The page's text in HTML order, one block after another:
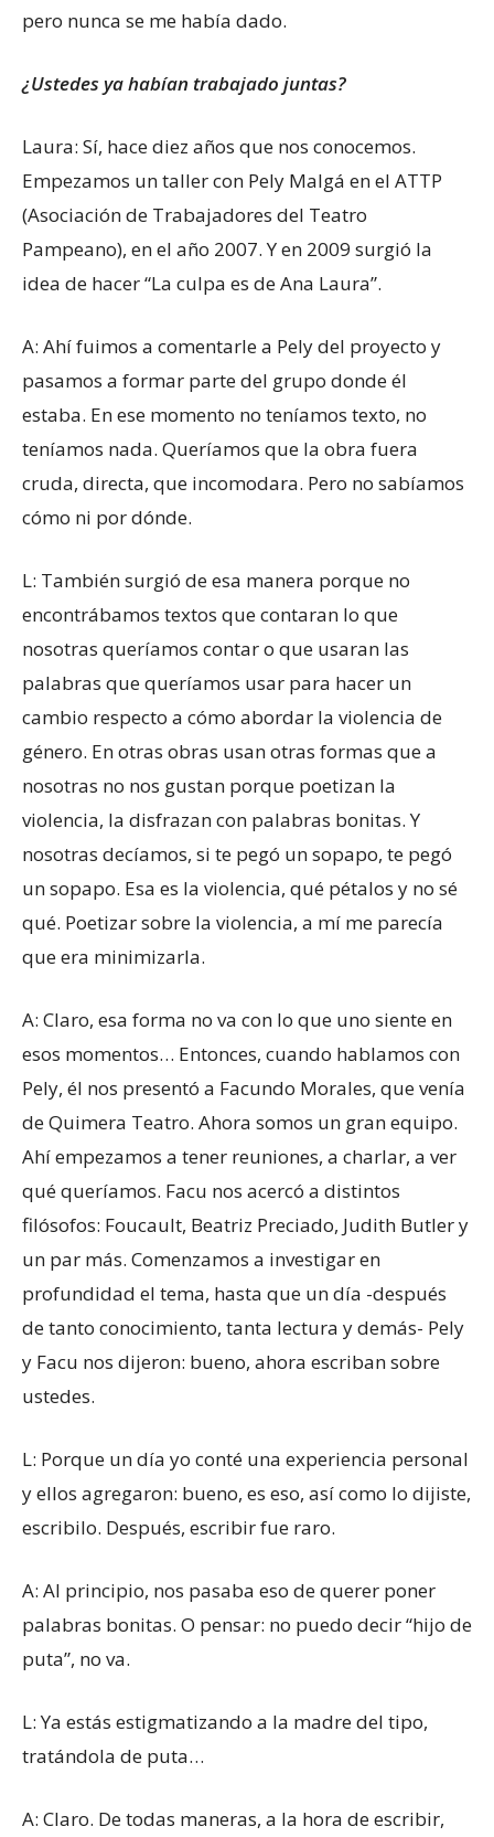
pero nunca se me había dado.
¿Ustedes ya habían trabajado juntas?
Laura: Sí, hace diez años que nos conocemos.
Empezamos un taller con Pely Malgá en el ATTP
(Asociación de Trabajadores del Teatro
Pampeano), en el año 2007. Y en 2009 surgió la
idea de hacer “La culpa es de Ana Laura”.
A: Ahí fuimos a comentarle a Pely del proyecto y
pasamos a formar parte del grupo donde él
estaba. En ese momento no teníamos texto, no
teníamos nada. Queríamos que la obra fuera
cruda, directa, que incomodara. Pero no sabíamos
cómo ni por dónde.
L: También surgió de esa manera porque no
encontrábamos textos que contaran lo que
nosotras queríamos contar o que usaran las
palabras que queríamos usar para hacer un
cambio respecto a cómo abordar la violencia de
género. En otras obras usan otras formas que a
nosotras no nos gustan porque poetizan la
violencia, la disfrazan con palabras bonitas. Y
nosotras decíamos, si te pegó un sopapo, te pegó
un sopapo. Esa es la violencia, qué pétalos y no sé
qué. Poetizar sobre la violencia, a mí me parecía
que era minimizarla.
A: Claro, esa forma no va con lo que uno siente en
esos momentos… Entonces, cuando hablamos con
Pely, él nos presentó a Facundo Morales, que venía
de Quimera Teatro. Ahora somos un gran equipo.
Ahí empezamos a tener reuniones, a charlar, a ver
qué queríamos. Facu nos acercó a distintos
filósofos: Foucault, Beatriz Preciado, Judith Butler y
un par más. Comenzamos a investigar en
profundidad el tema, hasta que un día -después
de tanto conocimiento, tanta lectura y demás- Pely
y Facu nos dijeron: bueno, ahora escriban sobre
ustedes.
L: Porque un día yo conté una experiencia personal
y ellos agregaron: bueno, es eso, así como lo dijiste,
escribilo. Después, escribir fue raro.
A: Al principio, nos pasaba eso de querer poner
palabras bonitas. O pensar: no puedo decir “hijo de
puta”, no va.
L: Ya estás estigmatizando a la madre del tipo,
tratándola de puta…
A: Claro. De todas maneras, a la hora de escribir,